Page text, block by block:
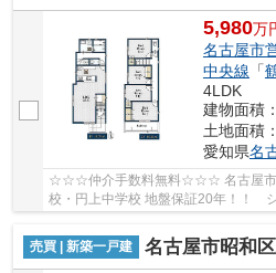
5,980万
名古屋市
中央線 「
4LDK
建物面積
土地面積
愛知県名
☆☆☆仲介手数料無料☆☆☆ 名古屋市
校・円上中学校 地盤保証20年！！
売買 | 新築一戸建
名古屋市昭和区村雲町6‐22【仲